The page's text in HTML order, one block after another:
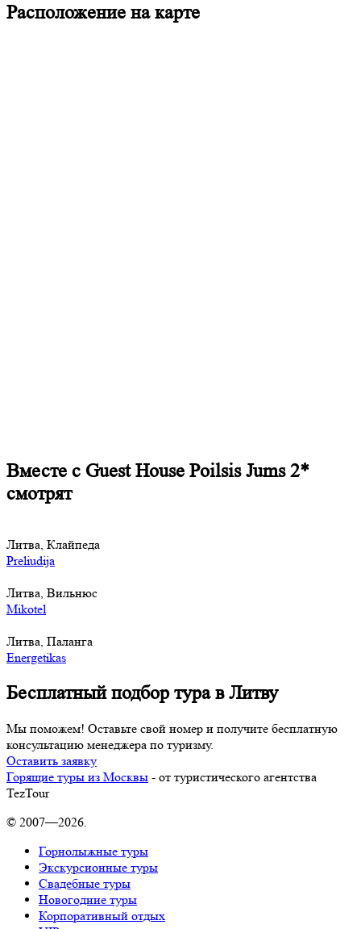
Расположение на карте
Вместе с Guest House Poilsis Jums 2*
смотрят
Литва, Клайпеда
Preliudija
Литва, Вильнюс
Mikotel
Литва, Паланга
Energetikas
Бесплатный подбор тура в Литву
Мы поможем! Оставьте свой номер и получите бесплатную
консультацию менеджера по туризму.
Оставить заявку
Горящие туры из Москвы - от туристического агентства
TezTour
© 2007—2026.
Горнолыжные туры
Экскурсионные туры
Свадебные туры
Новогодние туры
Корпоративный отдых